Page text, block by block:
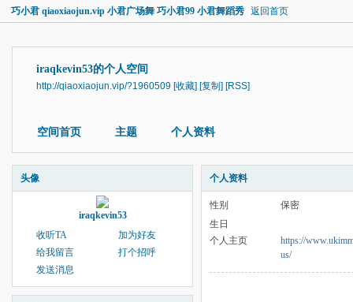
巧小君 qiaoxiaojun.vip 小君广场舞 巧小君99 小君舞蹈秀 返回首页
iraqkevin53的个人空间
http://qiaoxiaojun.vip/?1960509 [收藏] [复制] [RSS]
空间首页 主题 个人资料
头像
iraqkevin53
收听TA
加为好友
给我留言
打个招呼
发送消息
个人资料
性别
保密
生日
个人主页
https://
us/